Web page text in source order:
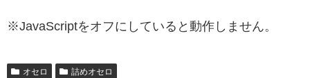
※JavaScriptをオフにしていると動作しません。
オセロ 詰めオセロ